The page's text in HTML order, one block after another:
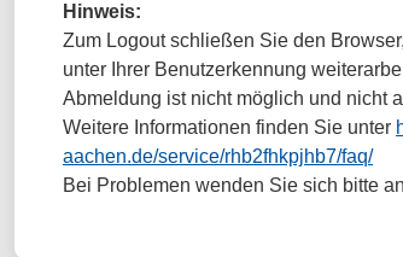
Hinweis:
Zum Logout schließen Sie den
unter Ihrer Benutzerkennung
Abmeldung ist nicht möglich und nicht
Weitere Informationen finden Sie unter
aachen.de/service/rhb2fhkpjhb7/faq/
Bei Problemen wenden Sie sich bitte